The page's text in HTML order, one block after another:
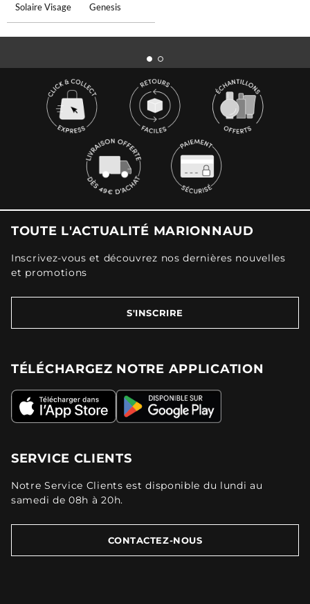
Solaire Visage
Genesis
TOUTE L'ACTUALITÉ MARIONNAUD
Inscrivez-vous et découvrez nos dernières nouvelles
et promotions
S'INSCRIRE
TÉLÉCHARGEZ NOTRE APPLICATION
SERVICE CLIENTS
Notre Service Clients est disponible du lundi au
samedi de 08h à 20h.
CONTACTEZ-NOUS